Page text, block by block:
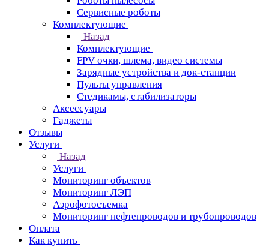
Сервисные роботы
Комплектующие
Назад
Комплектующие
FPV очки, шлема, видео системы
Зарядные устройства и док-станции
Пульты управления
Стедикамы, стабилизаторы
Аксессуары
Гаджеты
Отзывы
Услуги
Назад
Услуги
Мониторинг объектов
Мониторинг ЛЭП
Аэрофотосъемка
Мониторинг нефтепроводов и трубопроводов
Оплата
Как купить